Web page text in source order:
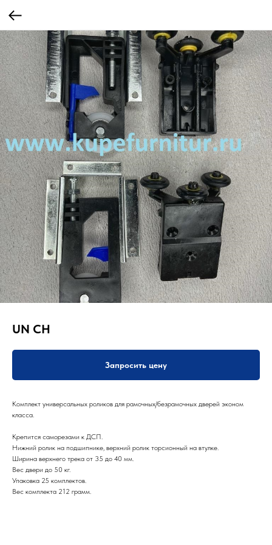
UN CH
Запросить цену
Комплект универсальных роликов для рамочных/безрамочных дверей эконом
класса.
Крепится саморезами к ДСП.
Нижний ролик на подшипнике, верхний ролик торсионный на втулке.
Ширина верхнего трека от 35 до 40 мм.
Вес двери до 50 кг.
Упаковка 25 комплектов.
Вес комплекта 212 грамм.